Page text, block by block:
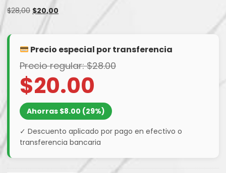
$28,00 El
precio
original
$28,00.
$20,00El
$20,00.
Precio especial por transferencia
Precio regular: $28.00
$20.00
Ahorras $8.00 (29%)
✓ Descuento aplicado por pago en efectivo o
transferencia bancaria